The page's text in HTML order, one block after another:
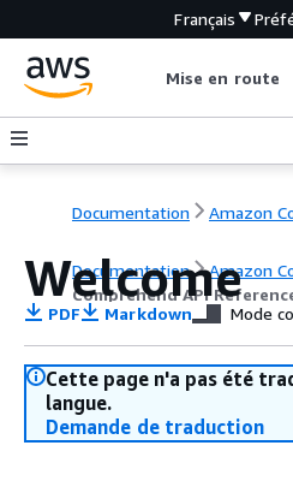
Français
Mise en route
Documentation Amazon
Documentation
Amazon
Comprehend API
Welcome
PDF Markdown Mode
Cette page n'a pas été
langue.
Demande de traduction